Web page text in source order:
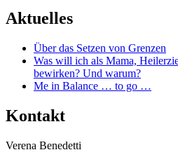
Aktuelles
Über das Setzen von Grenzen
Was will ich als Mama,
bewirken? Und warum?
Me in Balance … to go …
Kontakt
Verena Benedetti